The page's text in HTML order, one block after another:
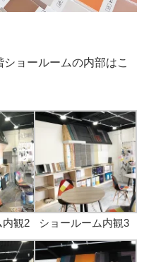
ョールームの内部はこ
内観2 ショールーム内観3